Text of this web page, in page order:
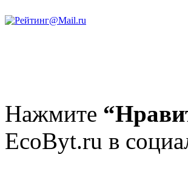
Нажмите
EcoByt.ru в